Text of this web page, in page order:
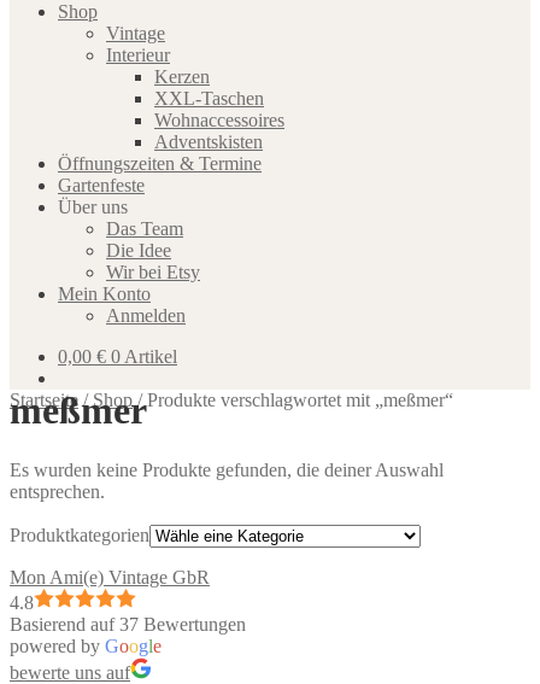
Shop
Vintage
Interieur
Kerzen
XXL-Taschen
Wohnaccessoires
Adventskisten
Öffnungszeiten & Termine
Gartenfeste
Über uns
Das Team
Die Idee
Wir bei Etsy
Mein Konto
Anmelden
0,00 € 0 Artikel
Startseite / Shop /Produkte verschlagwortet mit „meßmer“
meßmer
Es wurden keine Produkte gefunden, die deiner Auswahl
entsprechen.
Produktkategorien
Mon Ami(e) Vintage GbR
4.8
Basierend auf 37 Bewertungen
powered by Google
bewerte uns auf